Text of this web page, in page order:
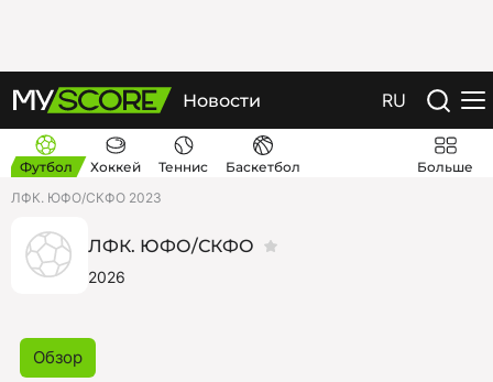
Новости RU
Футбол Хоккей Теннис Баскетбол
Больше
ЛФК. ЮФО/СКФО 2023
ЛФК. ЮФО/СКФО
2026
Обзор